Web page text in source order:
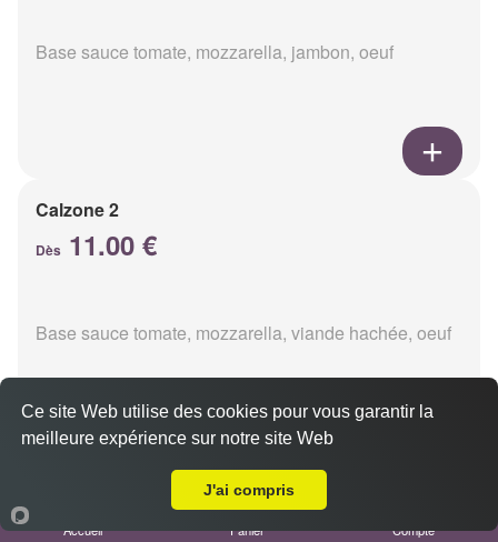
Base sauce tomate, mozzarella, jambon, oeuf
Calzone 2
Dès 11.00 €
Base sauce tomate, mozzarella, viande hachée, oeuf
Dès11.00 €
Accueil Panier Compte
Ce site Web utilise des cookies pour vous garantir la
meilleure expérience sur notre site Web
J'ai compris